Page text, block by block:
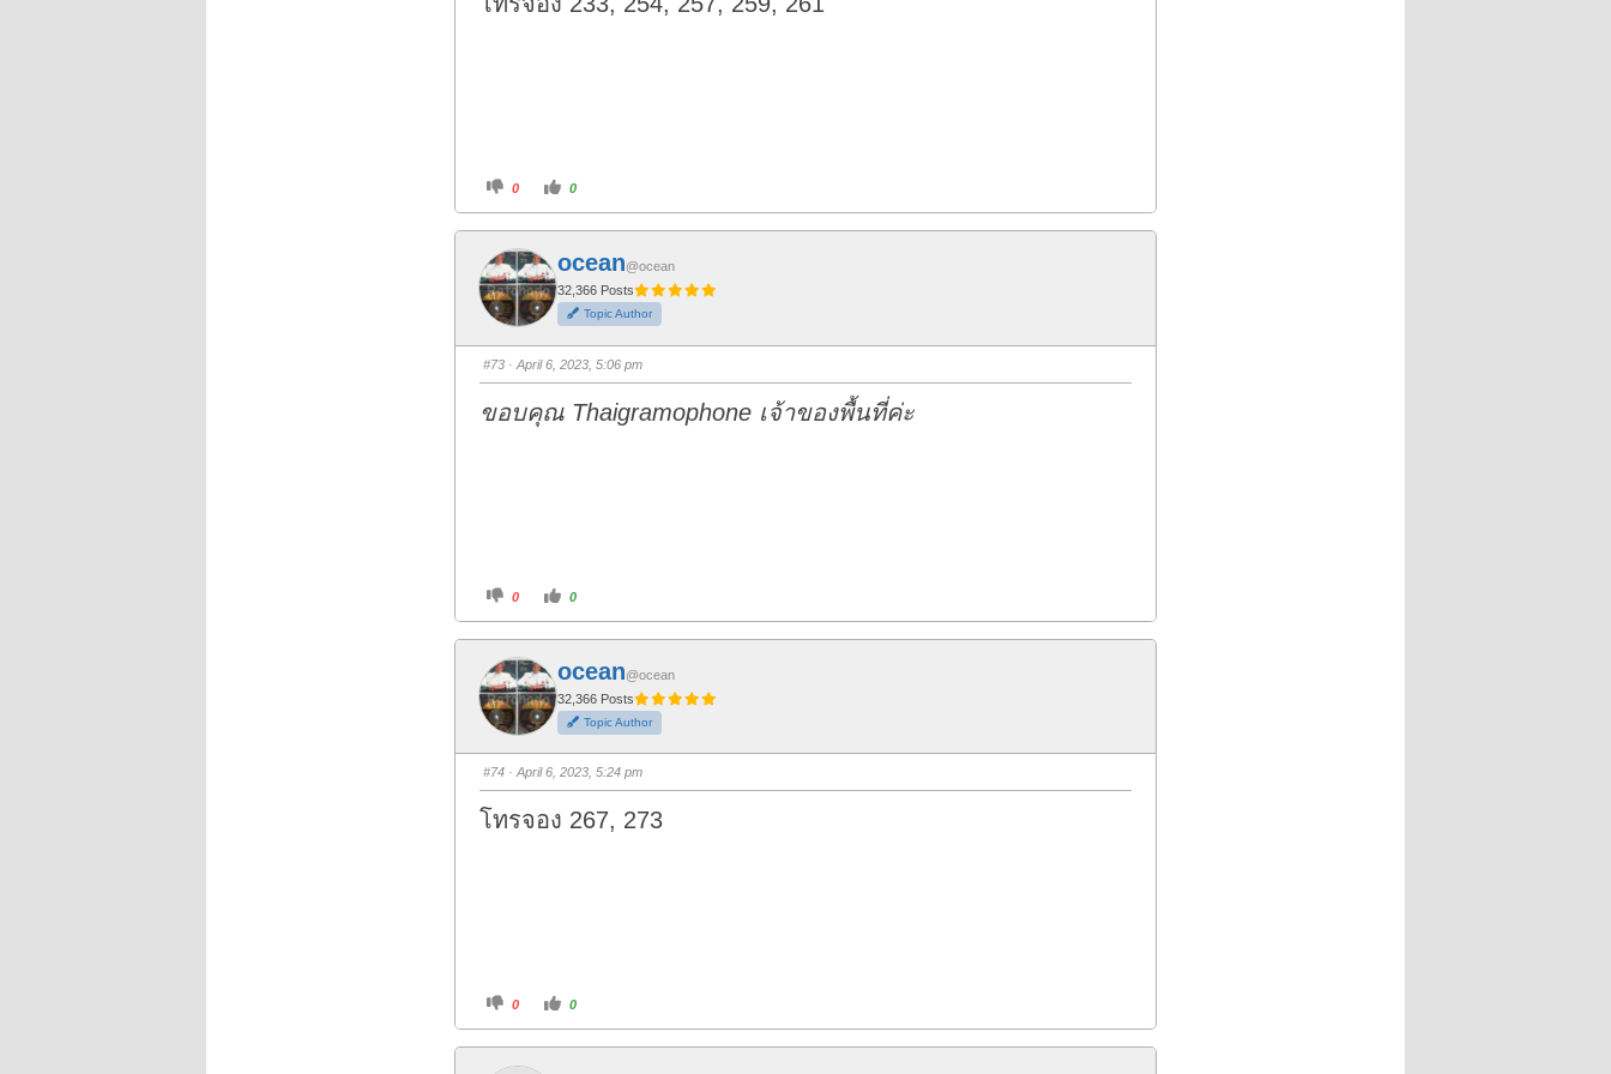
.
C
i
k
f
o
r
t
h
u
m
d
o
n
.
0
C
l
i
k
o
r
t
h
u
m
u
p
0
ocean@ocean
32,366 Posts
Topic Author
#73· April 6, 2023, 5:06 pm
ขอบคุณ Thaigramophone เจ้าของพื้นที่ค่ะ
C
i
k
f
o
r
t
h
u
m
b
d
o
n
.
0
C
l
i
k
o
r
t
h
u
m
b
u
p
0
ocean@ocean
32,366 Posts
Topic Author
#74· April 6, 2023, 5:24 pm
โทรจอง 267, 273
C
i
f
0
C
i
0